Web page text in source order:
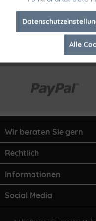
Wir beraten Sie gern
Rechtlich
Informationen
Social Media
Marketing
Alle